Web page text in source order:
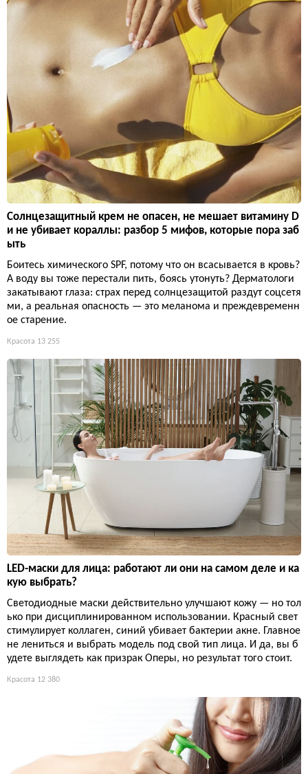
Солнцезащитный крем не опасен, не мешает витамину D
и не убивает кораллы: разбор 5 мифов, которые пора заб
ыть
Боитесь химического SPF, потому что он всасывается в кровь?
А воду вы тоже перестали пить, боясь утонуть? Дерматологи
закатывают глаза: страх перед солнцезащитой раздут соцсетя
ми, а реальная опасность — это меланома и преждевременн
ое старение.
Красота 13 255
LED-маски для лица: работают ли они на самом деле и ка
кую выбрать?
Светодиодные маски действительно улучшают кожу — но тол
ько при дисциплинированном использовании. Красный свет
стимулирует коллаген, синий убивает бактерии акне. Главное
не лениться и выбрать модель под свой тип лица. И да, вы б
удете выглядеть как призрак Оперы, но результат того стоит.
Красота 12 380